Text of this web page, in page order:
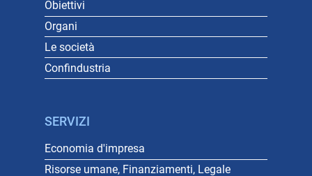
Obiettivi
Organi
Le società
Confindustria
SERVIZI
Economia d'impresa
Risorse umane, Finanziamenti, Legale